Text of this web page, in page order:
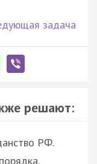
задача
решают:
РФ.